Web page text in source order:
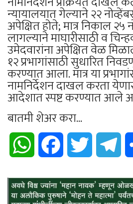
न्यायालयात गेल्याने २२
अपेक्षित होते; मात्र निकाल २५
लागल्याने माघारीसाठी व
उमेदवारांना अपेक्षित वेळ
१२ प्रभागांसाठी सुधारित
करण्यात आला. मात्र या
नामनिर्देशन दाखल करता
आदेशात स्पष्ट करण्यात आले
बातमी शेअर करा...
WhatsApp Facebook Twitter